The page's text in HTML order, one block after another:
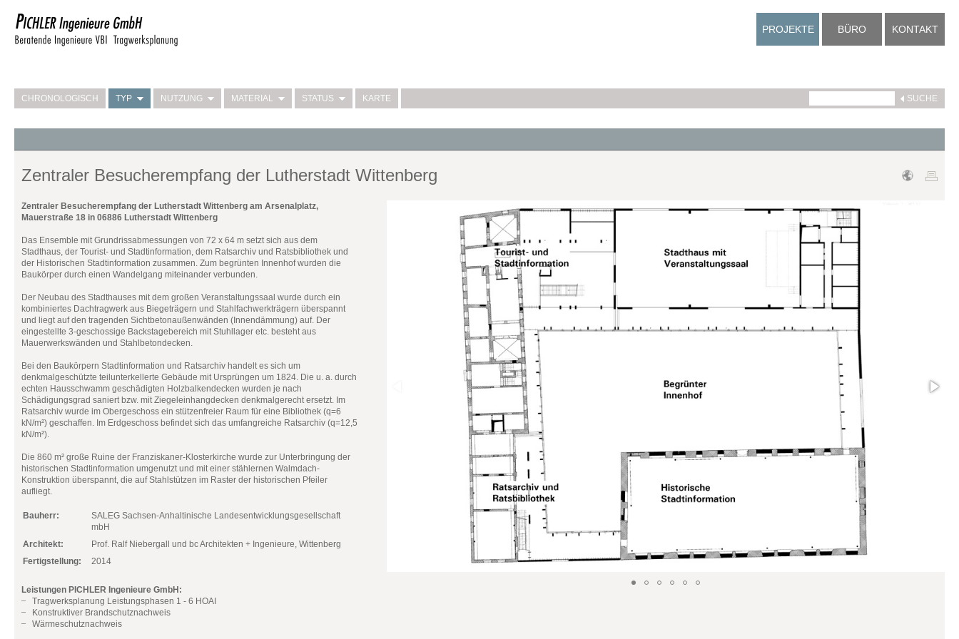
PROJEKTE
CHRONOLOGISCH TYP NUTZUNG MATERIAL STATUS KARTE
BÜRO KONTAKT
Zentraler Besucherempfang der Lutherstadt Wittenberg
Zentraler Besucherempfang der Lutherstadt Wittenberg am Arsenalplatz,
Mauerstraße 18 in 06886 Lutherstadt Wittenberg
Das Ensemble mit Grundrissabmessungen von 72 x 64 m setzt sich aus dem
Stadthaus, der Tourist- und Stadtinformation, dem Ratsarchiv und Ratsbibliothek und
der Historischen Stadtinformation zusammen. Zum begrünten Innenhof wurden die
Baukörper durch einen Wandelgang miteinander verbunden.
Der Neubau des Stadthauses mit dem großen Veranstaltungssaal wurde durch ein
kombiniertes Dachtragwerk aus Biegeträgern und Stahlfachwerkträgern überspannt
und liegt auf den tragenden Sichtbetonaußenwänden (Innendämmung) auf. Der
eingestellte 3-geschossige Backstagebereich mit Stuhllager etc. besteht aus
Mauerwerkswänden und Stahlbetondecken.
Bei den Baukörpern Stadtinformation und Ratsarchiv handelt es sich um
denkmalgeschützte teilunterkellerte Gebäude mit Ursprüngen um 1824. Die u. a. durch
echten Hausschwamm geschädigten Holzbalkendecken wurden je nach
Schädigungsgrad saniert bzw. mit Ziegeleinhangdecken denkmalgerecht ersetzt. Im
Ratsarchiv wurde im Obergeschoss ein stützenfreier Raum für eine Bibliothek (q=6
kN/m²) geschaffen. Im Erdgeschoss befindet sich das umfangreiche Ratsarchiv (q=12,5
kN/m²).
Die 860 m² große Ruine der Franziskaner-Klosterkirche wurde zur Unterbringung der
historischen Stadtinformation umgenutzt und mit einer stählernen Walmdach-
Konstruktion überspannt, die auf Stahlstützen im Raster der historischen Pfeiler
aufliegt.
Bauherr:
SALEG Sachsen-Anhaltinische Landesentwicklungsgesellschaft
mbH
Architekt:
Prof. Ralf Niebergall und bc Architekten + Ingenieure, Wittenberg
Fertigstellung:
2014
Leistungen PICHLER Ingenieure GmbH:
Tragwerksplanung Leistungsphasen 1 - 6 HOAI
Konstruktiver Brandschutznachweis
Wärmeschutznachweis